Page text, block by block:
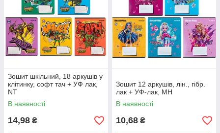
Зошит шкільний, 18 аркушів у
клітинку, софт тач + УФ лак,
NT
В наявності
14,98 ₴
Зошит 12 аркушів, лін., гібр.
лак + УФ-лак, MH
В наявності
10,68 ₴